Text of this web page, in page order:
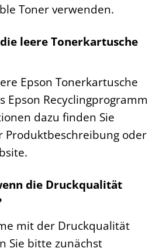
Toner verwenden.
leere Tonerkartusche
Epson Tonerkartusche
Epson Recyclingprogramm
dazu finden Sie
Produktbeschreibung oder
die Druckqualität
mit der Druckqualität
Sie bitte zunächst